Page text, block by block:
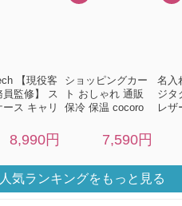
人気ランキングをもっと見る